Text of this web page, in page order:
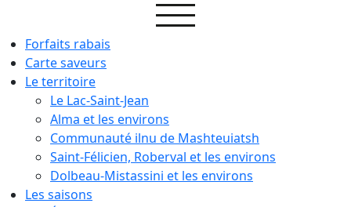
Forfaits rabais
Carte saveurs
Le territoire
Le Lac-Saint-Jean
Alma et les environs
Communauté ilnu de Mashteuiatsh
Saint-Félicien, Roberval et les environs
Dolbeau-Mistassini et les environs
Les saisons